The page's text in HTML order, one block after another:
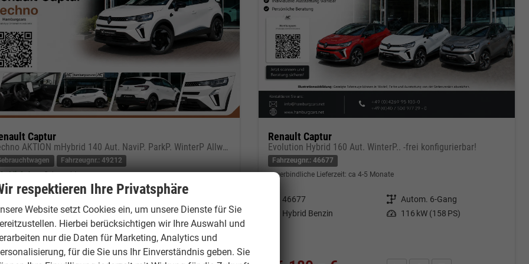
Captur
Techno AKTION mHybrid 140 Aut. NaviP. ParkP. WinterP AllwetterR.
Fahrzeugnr.: 49212
lieferbar Gebrauchtwagen
Benzin Außenfarbe Perlmutt-Weiß Metallic
103 kW (140 PS) Kilometerstand 3.000 km
11.02.2026
Renault Captur
Evolution Hybrid 160 Aut. WinterP.. -frei konfigurierbar!
Fahrzeugnr.: 46677
unverbindliche Lieferzeit: ca 4-5 Monate
46677 Getriebe Autom. 6-Gang
Hybrid Benzin Leistung 116 kW (158 PS)
respektieren Ihre Privatsphäre
Website setzt Cookies ein, um unsere Dienste für Sie
Hierbei berücksichtigen wir Ihre Auswahl und
nur die Daten für Marketing, Analytics und
für die Sie uns Ihr Einverständnis geben. Sie